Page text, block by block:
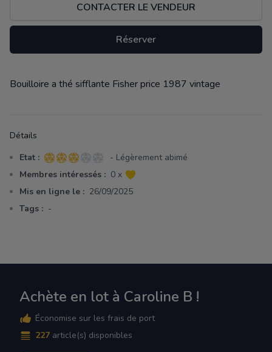
CONTACTER LE VENDEUR
Réserver
Description
Bouilloire a thé sifflante Fisher price 1987 vintage
Détails
Etat : 3 sur 5 étoiles
- Légèrement abimé
Membres intéressés : 0 x
Mis en ligne le : 26/09/2025
Tags : -
Achète en lot à Caroline B !
Économise sur les frais de port
227 article(s) disponibles